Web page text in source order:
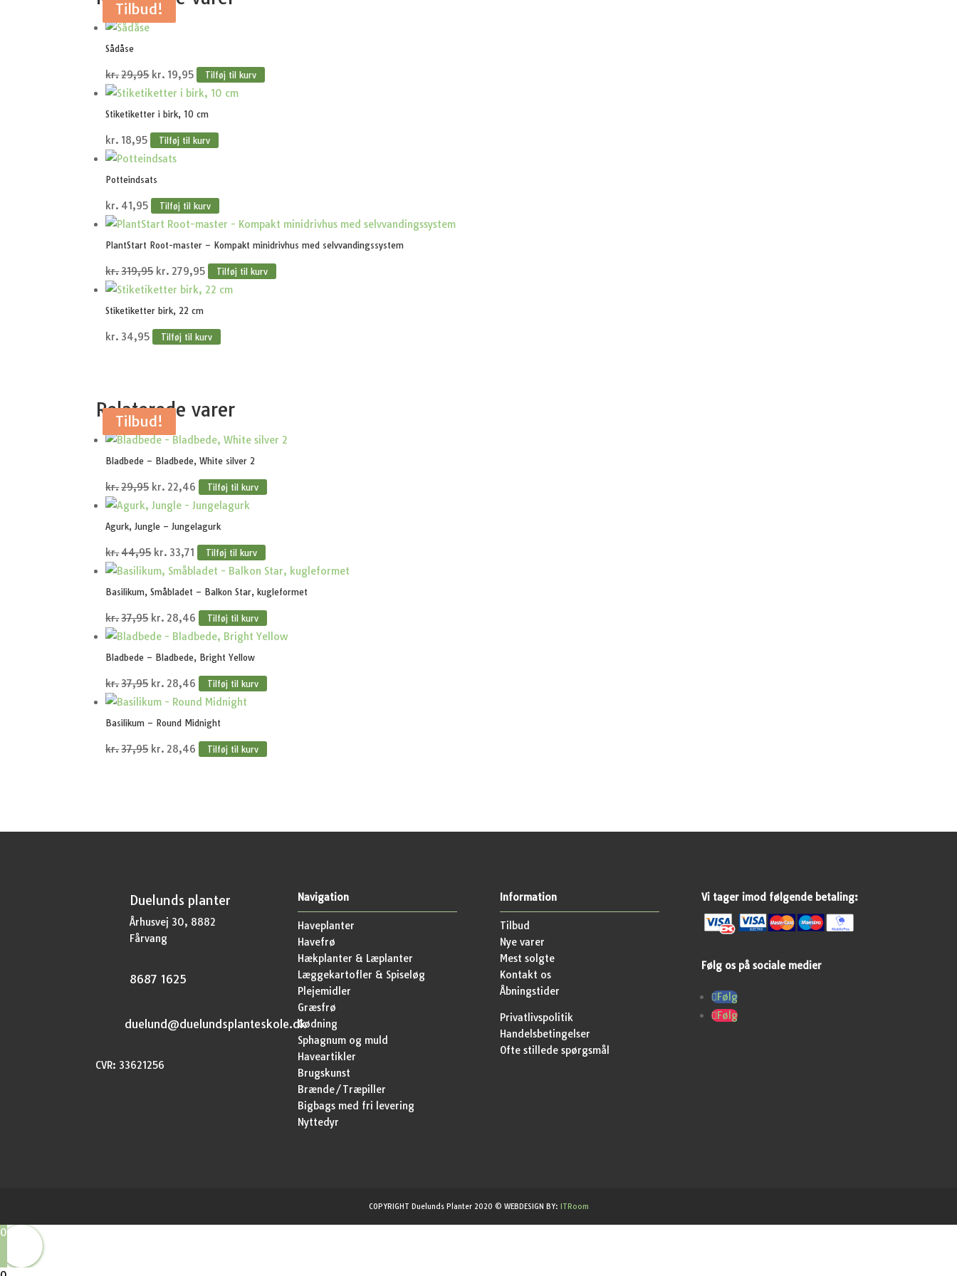
Tilbud!
Sådåse
kr.29,95 Den
oprindelige
pris
var:
kr.29,95.
kr. 19,95Den
aktuelle
pris
er:
kr.19,95.
Tilføj til kurv
Stiketiketter i birk, 10 cm
kr. 18,95 Tilføj til kurv
Potteindsats
kr. 41,95 Tilføj til kurv
Tilbud!
PlantStart Root-master – Kompakt minidrivhus med selvvandingssystem
kr.319,95 Den
oprindelige
pris
var:
kr.319,95.
kr. 279,95Den
aktuelle
er:
kr.279,95.
Tilføj til kurv
Stiketiketter birk, 22 cm
kr. 34,95 Tilføj til kurv
Relaterede varer
Tilbud!
Bladbede – Bladbede, White silver 2
kr.29,95 Den
oprindelige
pris
kr.29,95.
kr. 22,46 Den
aktuelle
pris
kr.22,46.
Tilføj til kurv
Tilbud!
Agurk, Jungle – Jungelagurk
kr.44,95 Den
oprindelige
pris
kr.44,95.
kr. 33,71 Den
aktuelle
pris
kr.33,71.
Tilføj til kurv
Tilbud!
Basilikum, Småbladet – Balkon Star, kugleformet
kr.37,95 Den
oprindelige
pris
kr.37,95.
kr. 28,46 Den
aktuelle
pris
kr.28,46.
Tilføj til kurv
Tilbud!
Bladbede – Bladbede, Bright Yellow
kr.37,95 Den
oprindelige
pris
kr.37,95.
kr. 28,46 Den
aktuelle
pris
kr.28,46.
Tilføj til kurv
Tilbud!
Basilikum – Round Midnight
kr.37,95 Den
kr. 28,46 DenTilføj til kurv
Duelunds planter
Århusvej 30, 8882
Fårvang
8687 1625
duelund@duelundsplanteskole.dk
CVR: 33621256
Navigation
Haveplanter
Havefrø
Hækplanter & Læplanter
Læggekartofler & Spiseløg
Plejemidler
Græsfrø
Gødning
Sphagnum og muld
Haveartikler
Brugskunst
Brænde/Træpiller
Bigbags med fri levering
Nyttedyr
Information
Tilbud
Nye varer
Mest solgte
Kontakt os
Åbningstider
Privatlivspolitik
Handelsbetingelser
Ofte stillede spørgsmål
Vi tager imod følgende betaling:
Følg os på sociale medier
Følg
Følg
COPYRIGHT Duelunds Planter 2020 © WEBDESIGN BY: ITRoom
0